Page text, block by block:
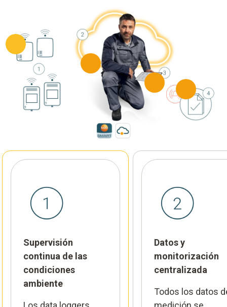
Supervisión
continua de las
condiciones
ambiente
Datos y
monitorización
centralizada
Todos los datos